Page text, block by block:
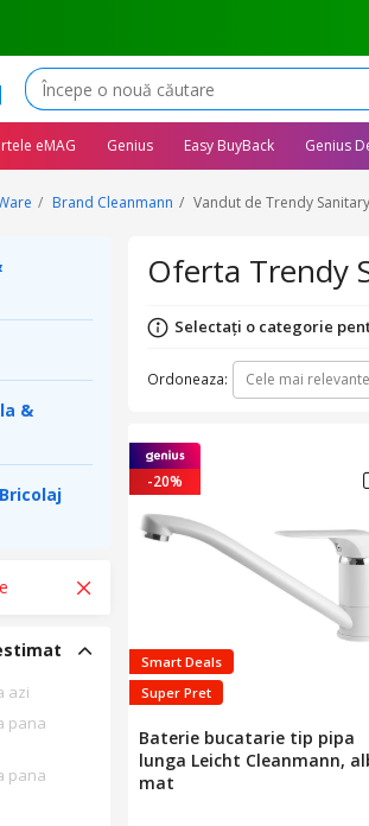
eMAG Genius Easy BuyBack Genius
Brand Cleanmann Vandut de Trendy
&
azi
pana
pana
Oferta Trendy
Selectați o categorie
Ordoneaza: Cele mai relevante
-20%
Smart Deals
Super Pret
Baterie bucatarie tip pipa
lunga Leicht Cleanmann,
mat